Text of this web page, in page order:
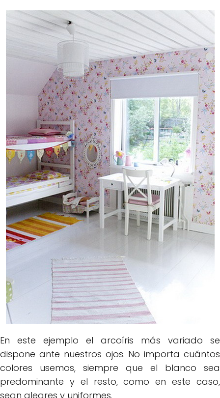
En este ejemplo el arcoíris más variado se
dispone ante nuestros ojos. No importa cuántos
colores usemos, siempre que el blanco sea
predominante y el resto, como en este caso,
sean alegres y uniformes.